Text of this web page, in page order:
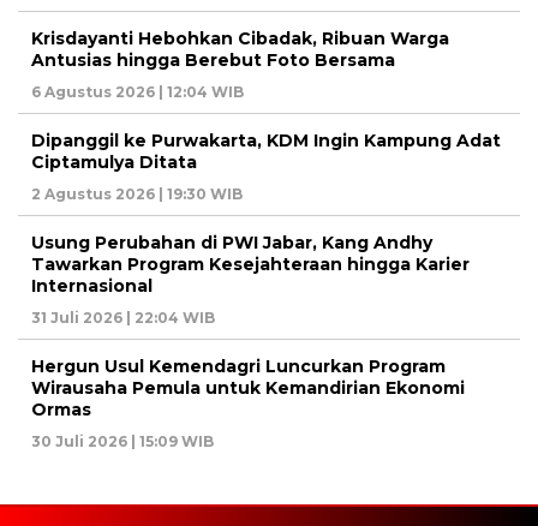
Krisdayanti Hebohkan Cibadak, Ribuan Warga
Antusias hingga Berebut Foto Bersama
6 Agustus 2026 | 12:04 WIB
Dipanggil ke Purwakarta, KDM Ingin Kampung Adat
Ciptamulya Ditata
2 Agustus 2026 | 19:30 WIB
Usung Perubahan di PWI Jabar, Kang Andhy
Tawarkan Program Kesejahteraan hingga Karier
Internasional
31 Juli 2026 | 22:04 WIB
Hergun Usul Kemendagri Luncurkan Program
Wirausaha Pemula untuk Kemandirian Ekonomi
Ormas
30 Juli 2026 | 15:09 WIB